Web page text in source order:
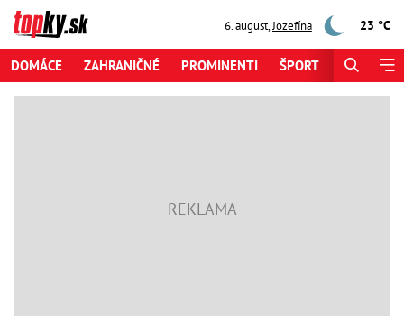
6. august,Jozefína 23 °C
DOMÁCE ZAHRANIČNÉ PROMINENTI ŠPORT